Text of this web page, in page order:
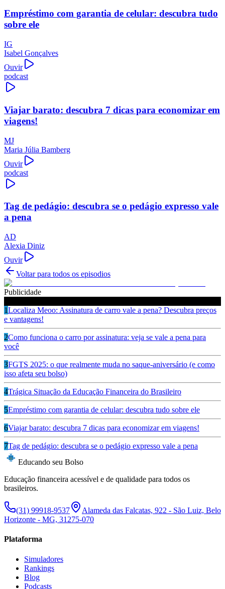
Empréstimo com garantia de celular: descubra tudo
sobre ele
IG
Isabel Gonçalves
Ouvir
podcast
Viajar barato: descubra 7 dicas para economizar em
viagens!
MJ
Maria Júlia Bamberg
Ouvir
podcast
Tag de pedágio: descubra se o pedágio expresso vale
a pena
AD
Alexia Diniz
Ouvir
Voltar para todos os episodios
Publicidade
1Localiza Meoo: Assinatura de carro vale a pena? Descubra preços
e vantagens!
2Como funciona o carro por assinatura: veja se vale a pena para
você
3FGTS 2025: o que realmente muda no saque-aniversário (e como
isso afeta seu bolso)
4Trágica Situação da Educação Financeira do Brasileiro
5Empréstimo com garantia de celular: descubra tudo sobre ele
6Viajar barato: descubra 7 dicas para economizar em viagens!
7Tag de pedágio: descubra se o pedágio expresso vale a pena
Educando seu Bolso
Educação financeira acessível e de qualidade para todos os
brasileiros.
(31) 99918-9537
Alameda das Falcatas, 922 - São Luiz, Belo
Horizonte - MG, 31275-070
Plataforma
Simuladores
Rankings
Blog
Podcasts